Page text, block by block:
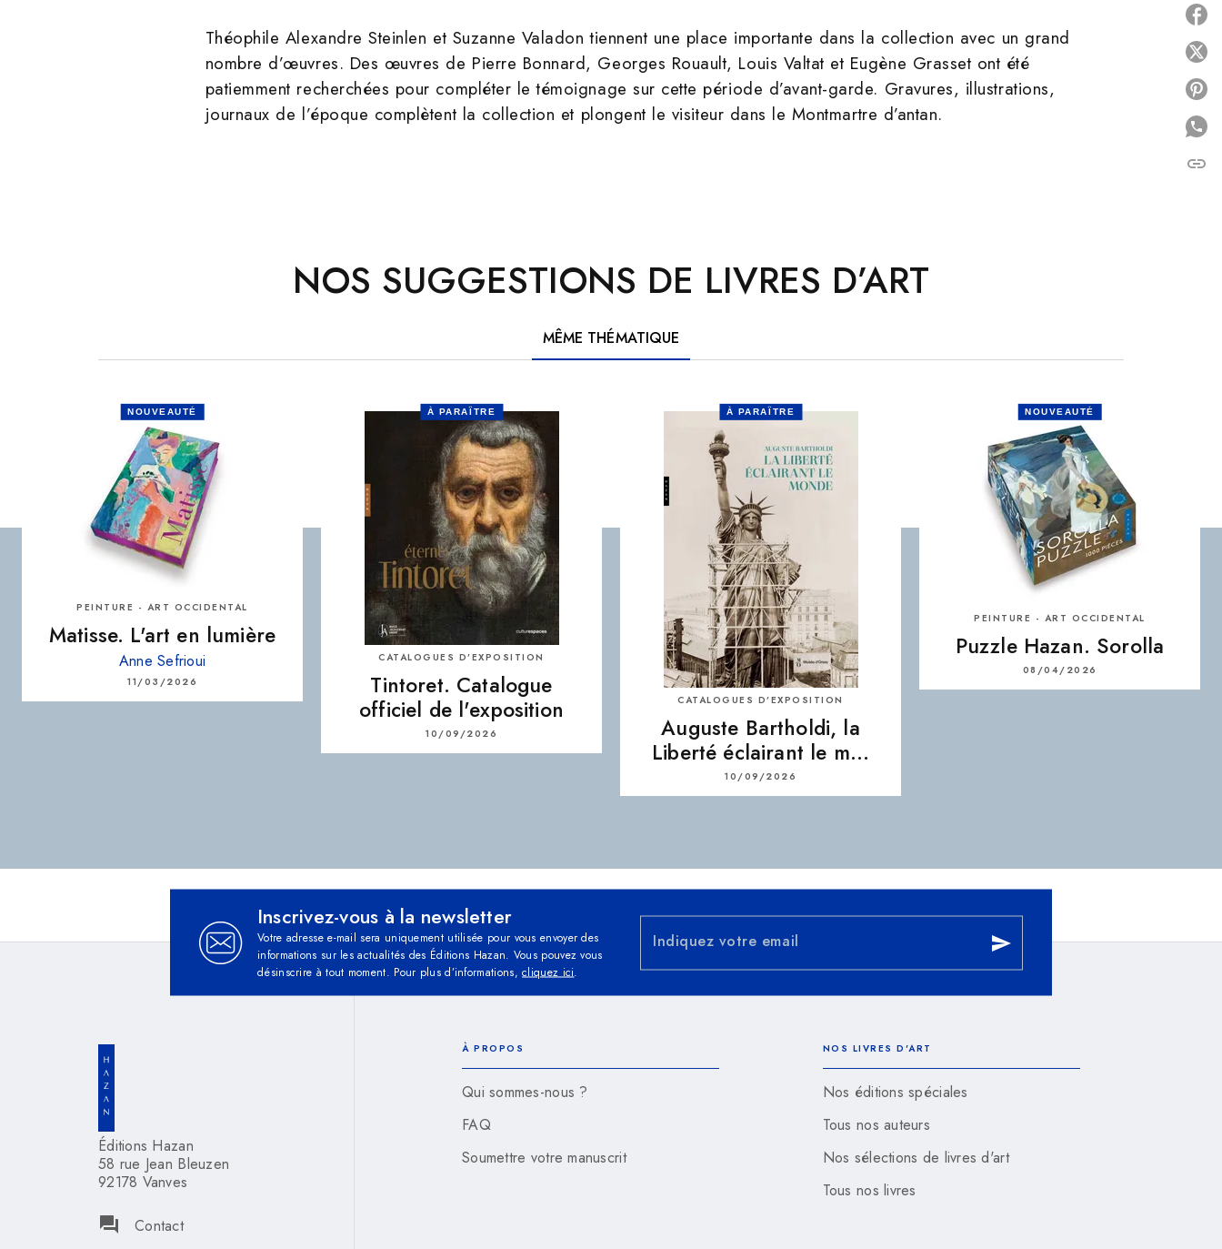
Théophile Alexandre Steinlen et Suzanne Valadon tiennent une place importante dans la collection avec un grand
nombre d’œuvres. Des œuvres de Pierre Bonnard, Georges Rouault, Louis Valtat et Eugène Grasset ont été
patiemment recherchées pour compléter le témoignage sur cette période d’avant-garde. Gravures, illustrations,
journaux de l’époque complètent la collection et plongent le visiteur dans le Montmartre d’antan.
NOS SUGGESTIONS DE LIVRES D’ART
MÊME THÉMATIQUE
NOUVEAUTÉ
PEINTURE - ART OCCIDENTAL
Matisse. L'art en lumière
Anne Sefrioui
11/03/2026
À PARAÎTRE
CATALOGUES D’EXPOSITION
Tintoret. Catalogue
officiel de l'exposition
10/09/2026
À PARAÎTRE
CATALOGUES D’EXPOSITION
Auguste Bartholdi, la
Liberté éclairant le m…
10/09/2026
NOUVEAUTÉ
PEINTURE - ART OCCIDENTAL
Puzzle Hazan. Sorolla
08/04/2026
link
Inscrivez-vous à la newsletter
Votre adresse e-mail sera uniquement utilisée pour vous envoyer des
informations sur les actualités des Éditions Hazan. Vous pouvez vous
désinscrire à tout moment. Pour plus d’informations,cliquez ici.
Indiquez votre email send
Éditions Hazan
58 rue Jean Bleuzen
92178 Vanves
question_answer Contact
À PROPOS
Qui sommes-nous ?
FAQ
Soumettre votre manuscrit
NOS LIVRES D'ART
Nos éditions spéciales
Tous nos auteurs
Nos sélections de livres d'art
Tous nos livres